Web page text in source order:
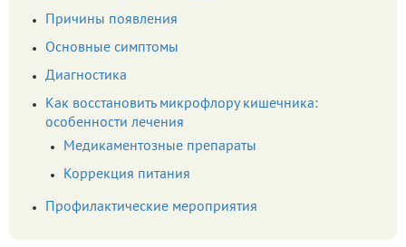
Причины появления
Основные симптомы
Диагностика
Как восстановить микрофлору кишечника:
особенности лечения
Медикаментозные препараты
Коррекция питания
Профилактические мероприятия